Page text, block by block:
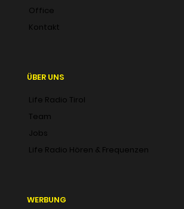
Office
Kontakt
ÜBER UNS
Life Radio Tirol
Team
Jobs
Life Radio Hören & Frequenzen
WERBUNG